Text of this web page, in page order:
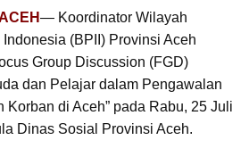
— Koordinator Wilayah
(BPII) Provinsi Aceh
Group Discussion (FGD)
dan Pelajar dalam Pengawalan
Korban di Aceh” pada Rabu, 25 Juli
Dinas Sosial Provinsi Aceh.